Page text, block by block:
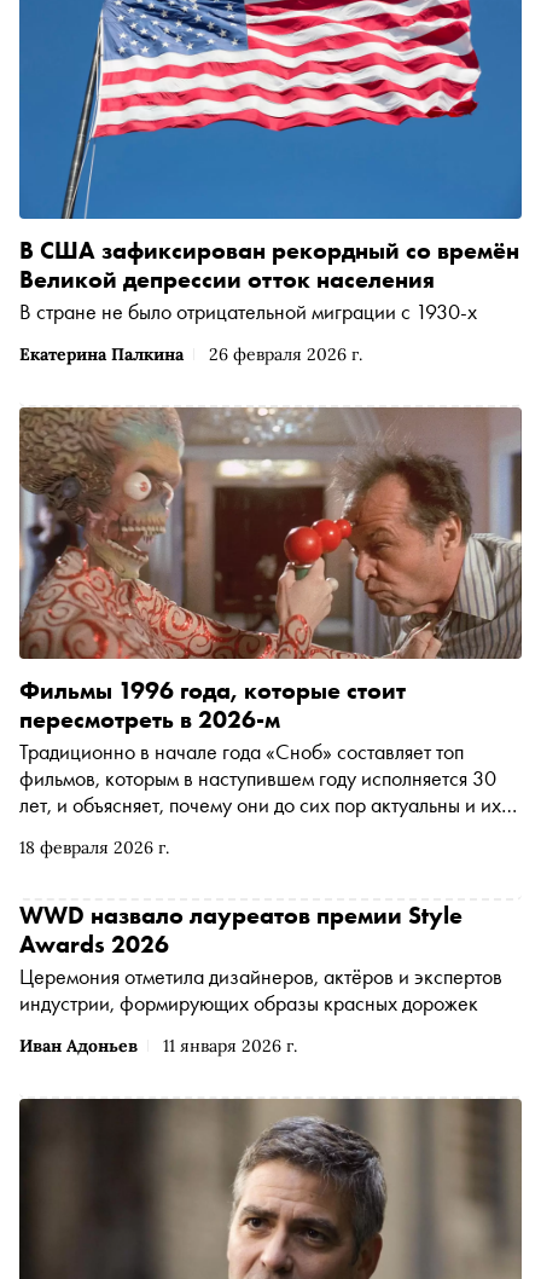
Екатерина Палкина 26 февраля 2026 г.
В США зафиксирован рекордный со времён
Великой депрессии отток населения
В стране не было отрицательной миграции с 1930-х
18 февраля 2026 г.
Фильмы 1996 года, которые стоит
пересмотреть в 2026-м
Традиционно в начале года «Сноб» составляет топ
фильмов, которым в наступившем году исполняется 30
лет, и объясняет, почему они до сих пор актуальны и их
Иван Адоньев 11 января 2026 г.
WWD назвало лауреатов премии Style
Awards 2026
Церемония отметила дизайнеров, актёров и экспертов
индустрии, формирующих образы красных дорожек